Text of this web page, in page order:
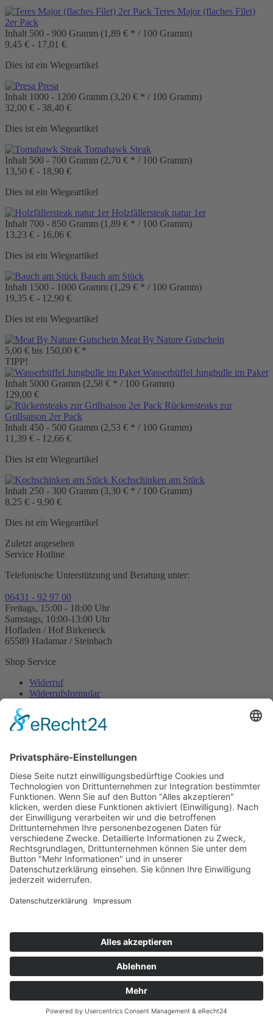
Teres Major (flaches Filet)
2er Pack
Inhalt 500 - 900 Gramm (1,89 € * / 100 Gramm)
9,45 € - 17,01 €
Dies ist ein Wiegeartikel
Presa
Inhalt 1000 - 1200 Gramm (3,20 € * / 100 Gramm)
32,00 € - 38,40 €
Dies ist ein Wiegeartikel
Tomahawk Steak
Inhalt 500 - 700 Gramm (2,70 € * / 100 Gramm)
13,50 € - 18,90 €
Dies ist ein Wiegeartikel
Holzfällersteak natur 1er
Inhalt 700 - 850 Gramm (1,89 € * / 100 Gramm)
13,23 € - 16,06 €
Dies ist ein Wiegeartikel
Bauch am Stück
Inhalt 1500 - 1000 Gramm (1,29 € * / 100 Gramm)
19,35 € - 12,90 €
Dies ist ein Wiegeartikel
Meat By Nature Gutschein
5,00 € bis 150,00 € *
TIPP!
Wasserbüffel Jungbulle im Paket
Inhalt 5000 Gramm (2,58 € * / 100 Gramm)
129,00 €
Rückensteaks zur
Grillsaison 2er Pack
Inhalt 450 - 500 Gramm (2,53 € * / 100 Gramm)
11,39 € - 12,66 €
Dies ist ein Wiegeartikel
Kochschinken am Stück
Inhalt 250 - 300 Gramm (3,30 € * / 100 Gramm)
8,25 € - 9,90 €
Dies ist ein Wiegeartikel
Zuletzt angesehen
Service Hotline
Telefonische Unterstützung und Beratung unter:
06431 - 92 97 00
Freitags, 15:00 - 18:00 Uhr
Samstags, 10:00-13:00 Uhr
Hofladen / Hof Birkeneck
65589 Hadamar / Steinbach
Shop Service
Widerruf
Widerrufsformular
Zahlungs- und Versandbedingungen
AGB
Newsletter
Datenschutzerklärung
Impressum
Unsere Zahlungsarten
Facebook
Cookie-Einstellungen
Kontakt
Zahlungs- und Versandbedingungen
Datenschutzerklärung
Impressum
MeatbyNature wird durch die Europäische Union sowie nationale
Kofinanzierung unterstützt.
* Alle Preise inkl. gesetzl. Mehrwertsteuer zzgl.Versandkostenund
ggf. Nachnahmegebühren, wenn nicht anders beschrieben
© 2026 Meat by Nature GmbH